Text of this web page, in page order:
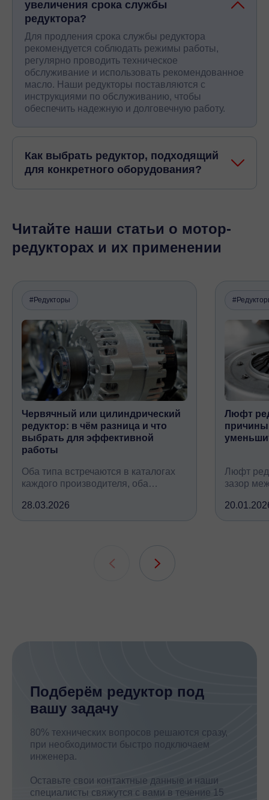
увеличения срока службы
редуктора?
Для продления срока службы редуктора
рекомендуется соблюдать режимы работы,
регулярно проводить техническое
обслуживание и использовать рекомендованное
масло. Наши редукторы поставляются с
инструкциями по обслуживанию, чтобы
обеспечить надежную и долговечную работу.
Как выбрать редуктор, подходящий
для конкретного оборудования?
Читайте наши статьи о мотор-
редукторах и их применении
#Редукторы
Червячный или цилиндрический
редуктор: в чём разница и что
выбрать для эффективной
работы
Оба типа встречаются в каталогах
каждого производителя, оба
крутящий момент, но устроены
принципиально по-разному, при
28.03.2026
Люфт
Люфт
зазор
всех
Подберём редуктор под
вашу задачу
80% технических вопросов решаются сразу,
при необходимости быстро подключаем
инженера.
Оставьте свои контактные данные и наши
специалисты свяжутся с вами в течение 15